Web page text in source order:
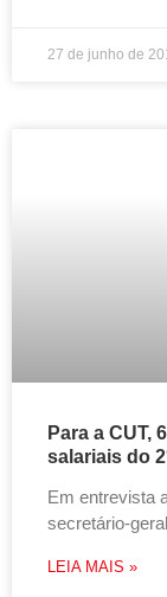
27 de junho de
Para a CUT,
salariais do
Em entrevista
secretário-
LEIA MAIS »